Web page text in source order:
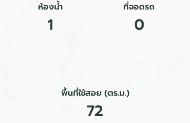
ห้องน้ำ
1
ที่จอดรถ
0
พื้นที่ใช้สอย (ตร.ม.)
72